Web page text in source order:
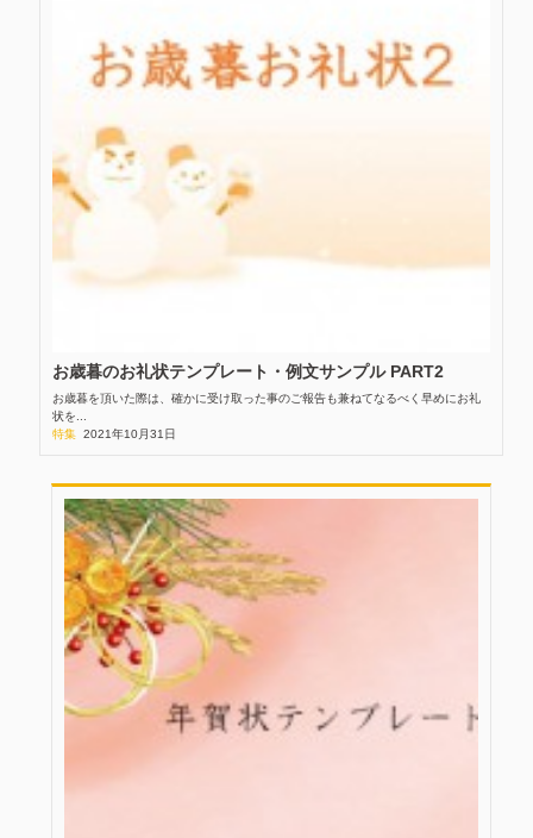
お歳暮のお礼状テンプレート・例文サンプル PART2
お歳暮を頂いた際は、確かに受け取った事のご報告も兼ねてなるべく早めにお礼
状を...
特集 2021年10月31日